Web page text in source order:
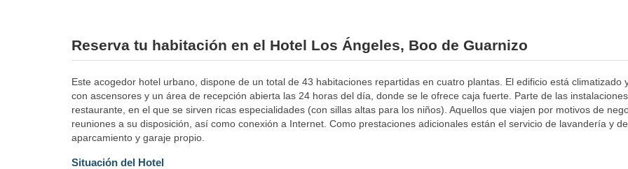
Reserva tu habitación en el Hotel Los Ángeles, Boo de Guarnizo
Este acogedor hotel urbano, dispone de un total de 43 habitaciones repartidas en cuatro plantas. El edificio está
con ascensores y un área de recepción abierta las 24 horas del día, donde se le ofrece caja fuerte. Parte de las
restaurante, en el que se sirven ricas especialidades (con sillas altas para los niños). Aquellos que viajen por motivos de
reuniones a su disposición, así como conexión a Internet. Como prestaciones adicionales están el servicio de lavandería y
aparcamiento y garaje propio.
Situación del Hotel